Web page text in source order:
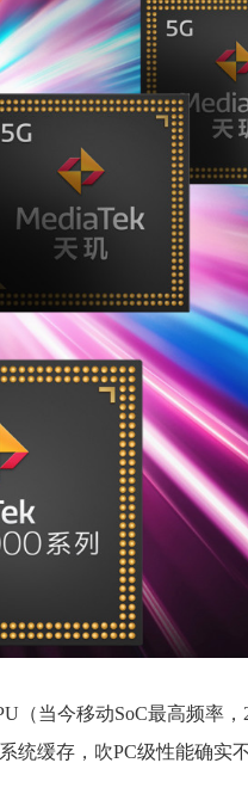
（当今移动SoC最高频率，
统缓存，吹PC级性能确实